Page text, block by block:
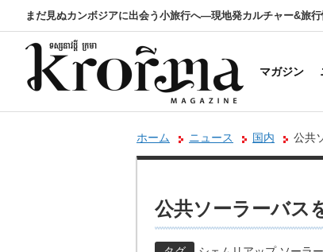
まだ見ぬカンボジアに出会う小旅行へ―現地発カルチャー&旅行
マガジン
ホーム ニュース 国内 公共
公共ソーラーバス